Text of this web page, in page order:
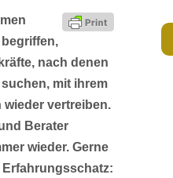
nach denen
mit ihrem
wieder vertreiben.
Berater
wieder. Gerne